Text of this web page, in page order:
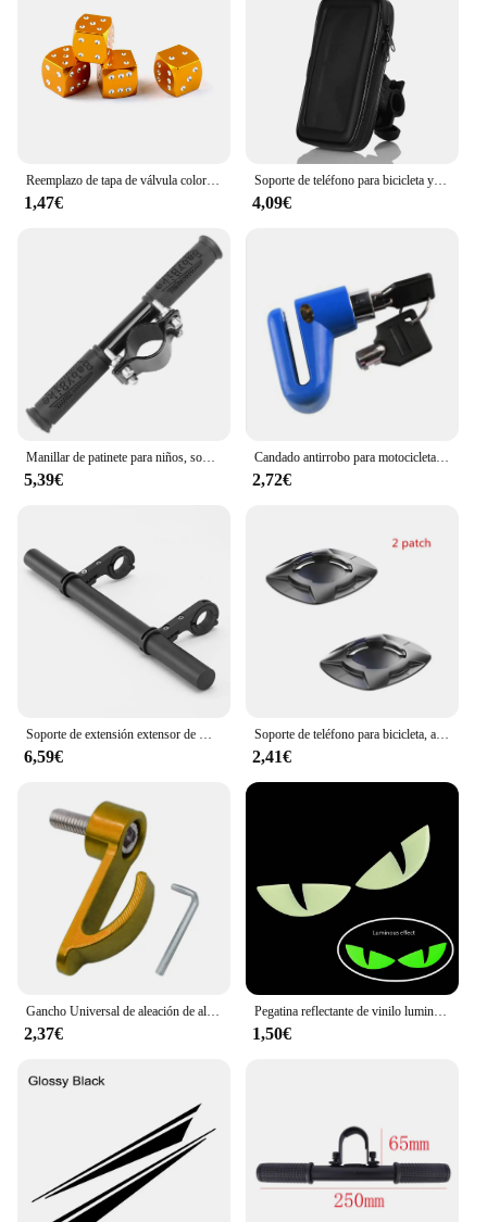
Reemplazo de tapa de válvula colorida para patinete eléctrico Xiaomi M365, accesorios de Scooter Ninebot MAX G30 M365, 4 unidades
1,47€
Soporte de teléfono para bicicleta y motocicleta, Bolsa duradera para teléfono móvil, funda impermeable para Samsung y iPhone
4,09€
Manillar de patinete para niños, soporte de barra de agarre, accesorio para monopatín
5,39€
Candado antirrobo para motocicleta, bloqueo de freno de disco, protección para Scooter, seguridad, bicicleta
2,72€
Soporte de extensión extensor de manillar de patinete eléctrico para soporte de montaje de lámpara M365
6,59€
Soporte de teléfono para bicicleta, amortiguador resistente a los golpes, módulo de absorción, motocicleta, MTB, Scooter, manillar de bicicleta, soporte de bloqueo rápido de seguridad
2,41€
2,37€
Pegatina reflectante de vinilo luminosa 3D para motocicleta, pegatina para parabrisas de patinete con ojos bonitos, accesorios para BMW, Honda, Yamaha, Suzuki, Vespa
1,50€